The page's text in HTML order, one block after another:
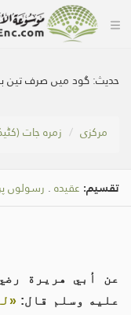
حدیث:گود میں صرف تین
مرکزی زمرہ جات
تقسیم: عقیدہ . رسولوں
عن أبي هريرة
عليه وسلم قال: